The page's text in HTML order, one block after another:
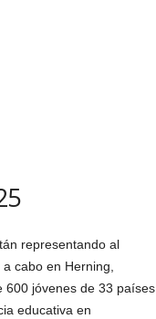
representando al
cabo en Herning,
600 jóvenes de 33 países
educativa en